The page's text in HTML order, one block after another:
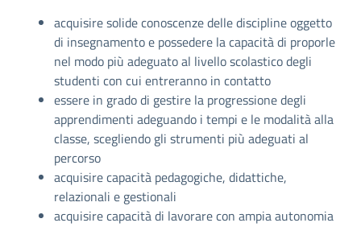
acquisire solide conoscenze delle discipline oggetto
di insegnamento e possedere la capacità di proporle
nel modo più adeguato al livello scolastico degli
studenti con cui entreranno in contatto
essere in grado di gestire la progressione degli
apprendimenti adeguando i tempi e le modalità alla
classe, scegliendo gli strumenti più adeguati al
percorso
acquisire capacità pedagogiche, didattiche,
relazionali e gestionali
acquisire capacità di lavorare con ampia autonomia